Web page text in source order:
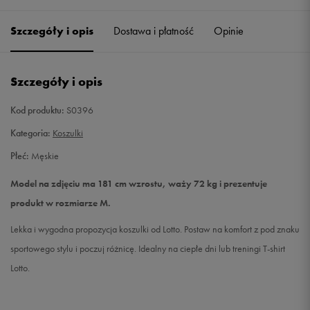
L Powiadom o dostępności
Szczegóły i opis Dostawa i płatność Opinie
Szczegóły i opis
Kod produktu: S0396
Kategoria: Koszulki
Płeć: Męskie
Model na zdjęciu ma 181 cm wzrostu, waży 72 kg i prezentuje
produkt w rozmiarze M.
Lekka i wygodna propozycja koszulki od Lotto. Postaw na komfort z pod znaku
sportowego stylu i poczuj różnicę. Idealny na ciepłe dni lub treningi T-shirt
Lotto.